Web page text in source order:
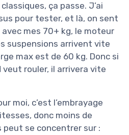
ça passe. J’ai
pour tester, et là, on sent
mes 70+ kg, le moteur
suspensions arrivent vite
max est de 60 kg. Donc si
rouler, il arrivera vite
moi, c’est l’embrayage
donc moins de
peut se concentrer sur :